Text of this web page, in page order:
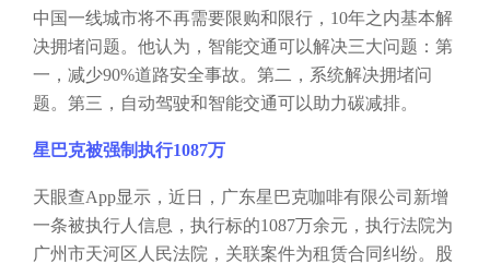
中国一线城市将不再需要限购和限行，10年之内基本解
决拥堵问题。他认为，智能交通可以解决三大问题：第
一，减少90%道路安全事故。第二，系统解决拥堵问
题。第三，自动驾驶和智能交通可以助力碳减排。
星巴克被强制执行1087万
天眼查App显示，近日，广东星巴克咖啡有限公司新增
一条被执行人信息，执行标的1087万余元，执行法院为
广州市天河区人民法院，关联案件为租赁合同纠纷。股